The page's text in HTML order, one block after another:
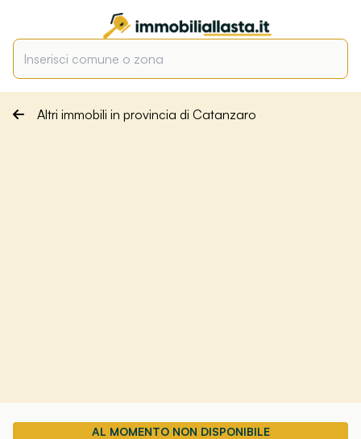
Altri immobili in provincia di Catanzaro
AL MOMENTO NON DISPONIBILE